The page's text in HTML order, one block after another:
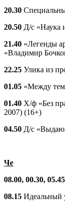
20.30
20.50 Д/с «Наука
21.40 «Легенды
«Владимир
22.25 Улика из
01.05 «Между
01.40 Х/ф «Без
2007) (16+)
04.50 Д/с
Че
08.00, 00.30, 05.45
08.15 Идеальный